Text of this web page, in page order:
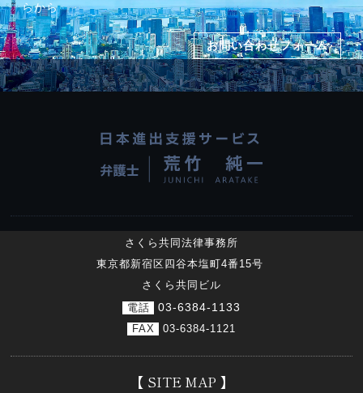
らから
お問い合わせフォーム
さくら共同法律事務所
東京都新宿区四谷本塩町4番15号
さくら共同ビル
電話
03-6384-1133
FAX 03-6384-1121
SITE MAP